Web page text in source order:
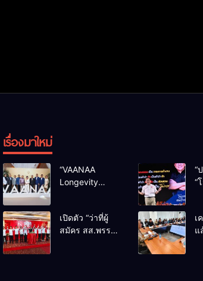
เรื่องมาใหม่
“VAANAA
Longevity
เอนต์ใหญ่สุดใน
อาเซียน
“
“
ไ
ก
เปิดตัว “ว่าที่ผู้
สมัคร สส.พรรค
เ
แ